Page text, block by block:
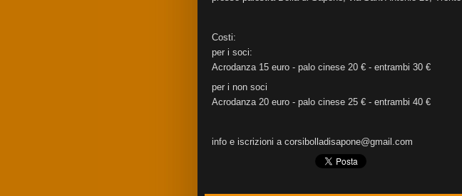
Costi:
per i soci:
Acrodanza 15 euro - palo cinese 20 € - entrambi 30 €
per i non soci
Acrodanza 20 euro - palo cinese 25 € - entrambi 40 €
info e iscrizioni a corsibolladisapone@gmail.com